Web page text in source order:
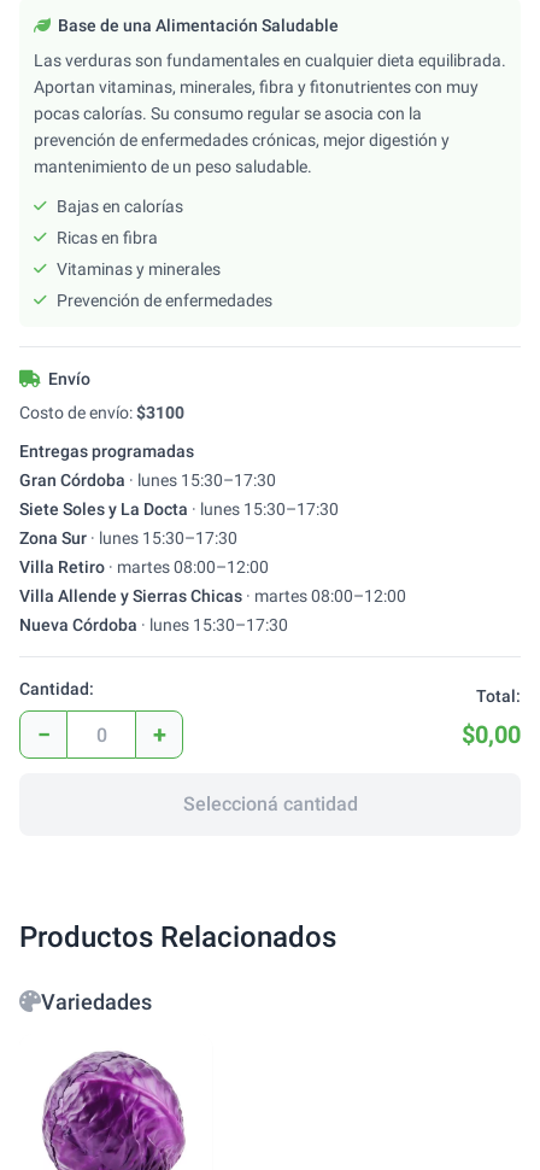
Base de una Alimentación Saludable
Las verduras son fundamentales en cualquier dieta equilibrada.
Aportan vitaminas, minerales, fibra y fitonutrientes con muy
pocas calorías. Su consumo regular se asocia con la
prevención de enfermedades crónicas, mejor digestión y
mantenimiento de un peso saludable.
Bajas en calorías
Ricas en fibra
Vitaminas y minerales
Prevención de enfermedades
Envío
Costo de envío:$3100
Entregas programadas
Gran Córdoba · lunes 15:30–17:30
Siete Soles y La Docta · lunes 15:30–17:30
Zona Sur · lunes 15:30–17:30
Villa Retiro · martes08:00–12:00
Villa Allende y Sierras Chicas · martes08:00–12:00
Nueva Córdoba · lunes 15:30–17:30
Cantidad:
− +
Total:
$0,00
Seleccioná cantidad
Productos Relacionados
Variedades